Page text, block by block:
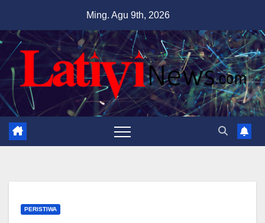
content
Ming. Agu 9th, 2026
PERISTIWA